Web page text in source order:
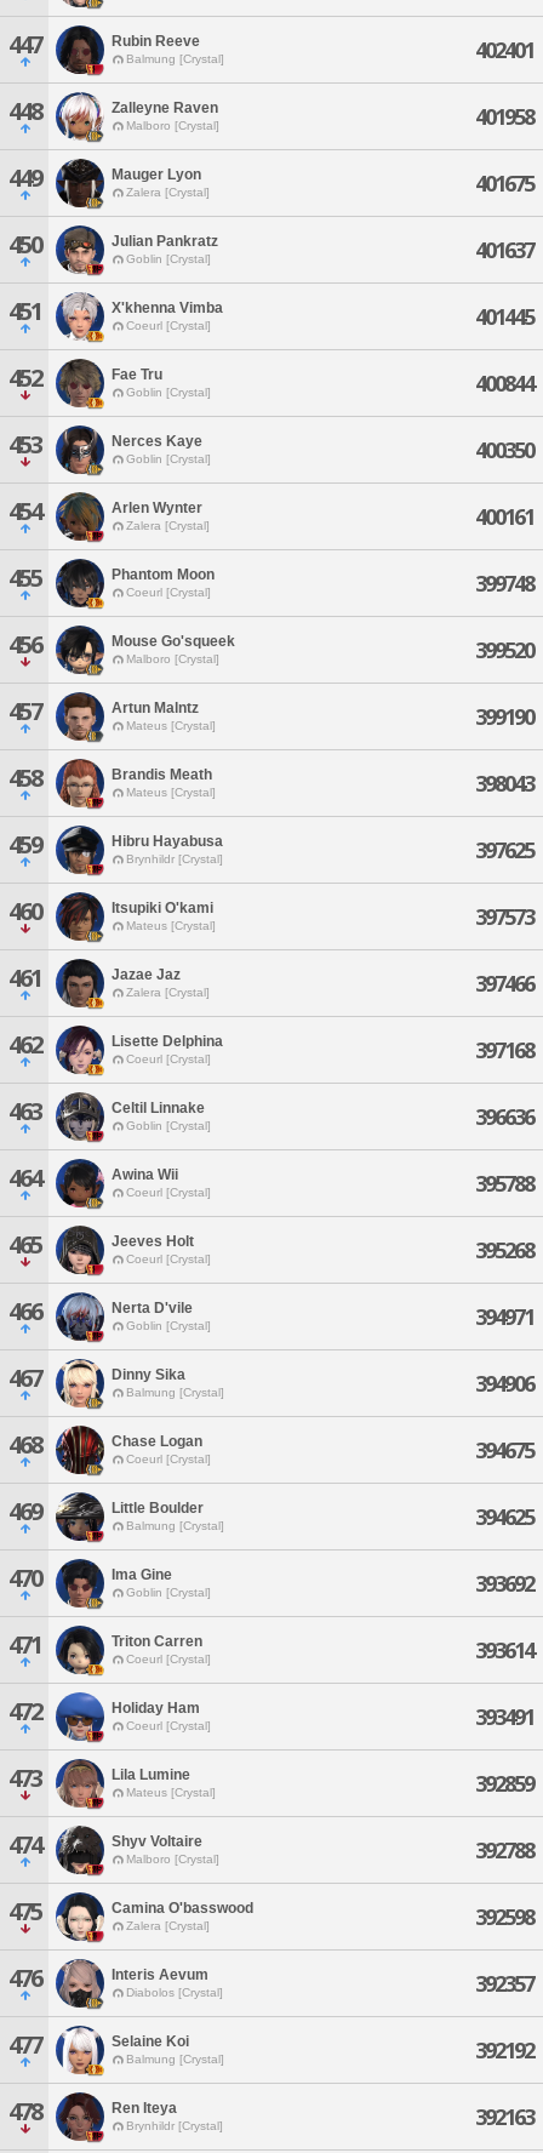
447 Rubin Reeve
Balmung [Crystal] 402401
448 Zalleyne Raven
Malboro [Crystal] 401958
449 Mauger Lyon
Zalera [Crystal] 401675
450 Julian Pankratz
Goblin [Crystal] 401637
451 X'khenna Vimba
Coeurl [Crystal] 401445
452 Fae Tru
Goblin [Crystal] 400844
453 Nerces Kaye
Goblin [Crystal] 400350
454 Arlen Wynter
Zalera [Crystal] 400161
455 Phantom Moon
Coeurl [Crystal] 399748
456 Mouse Go'squeek
Malboro [Crystal] 399520
457 Artun Malntz
Mateus [Crystal] 399190
458 Brandis Meath
Mateus [Crystal] 398043
459 Hibru Hayabusa
Brynhildr [Crystal] 397625
460 Itsupiki O'kami
Mateus [Crystal] 397573
461 Jazae Jaz
Zalera [Crystal] 397466
462 Lisette Delphina
Coeurl [Crystal] 397168
463 Celtil Linnake
Goblin [Crystal] 396636
464 Awina Wii
Coeurl [Crystal] 395788
465 Jeeves Holt
Coeurl [Crystal] 395268
466 Nerta D'vile
Goblin [Crystal] 394971
467 Dinny Sika
Balmung [Crystal] 394906
468 Chase Logan
Coeurl [Crystal] 394675
469 Little Boulder
Balmung [Crystal] 394625
470 Ima Gine
Goblin [Crystal] 393692
471 Triton Carren
Coeurl [Crystal] 393614
472 Holiday Ham
Coeurl [Crystal] 393491
473 Lila Lumine
Mateus [Crystal] 392859
474 Shyv Voltaire
Malboro [Crystal] 392788
475 Camina O'basswood
Zalera [Crystal] 392598
476 Interis Aevum
Diabolos [Crystal] 392357
477 Selaine Koi
Balmung [Crystal] 392192
478 Ren Iteya
Brynhildr [Crystal] 392163